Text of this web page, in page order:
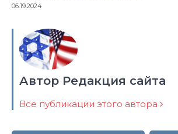
06.19.2024
Автор Редакция сайта
Все публикации этого автора